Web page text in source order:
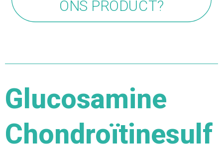
ONS PRODUCT?
Glucosamine
Chondroïtinesulf